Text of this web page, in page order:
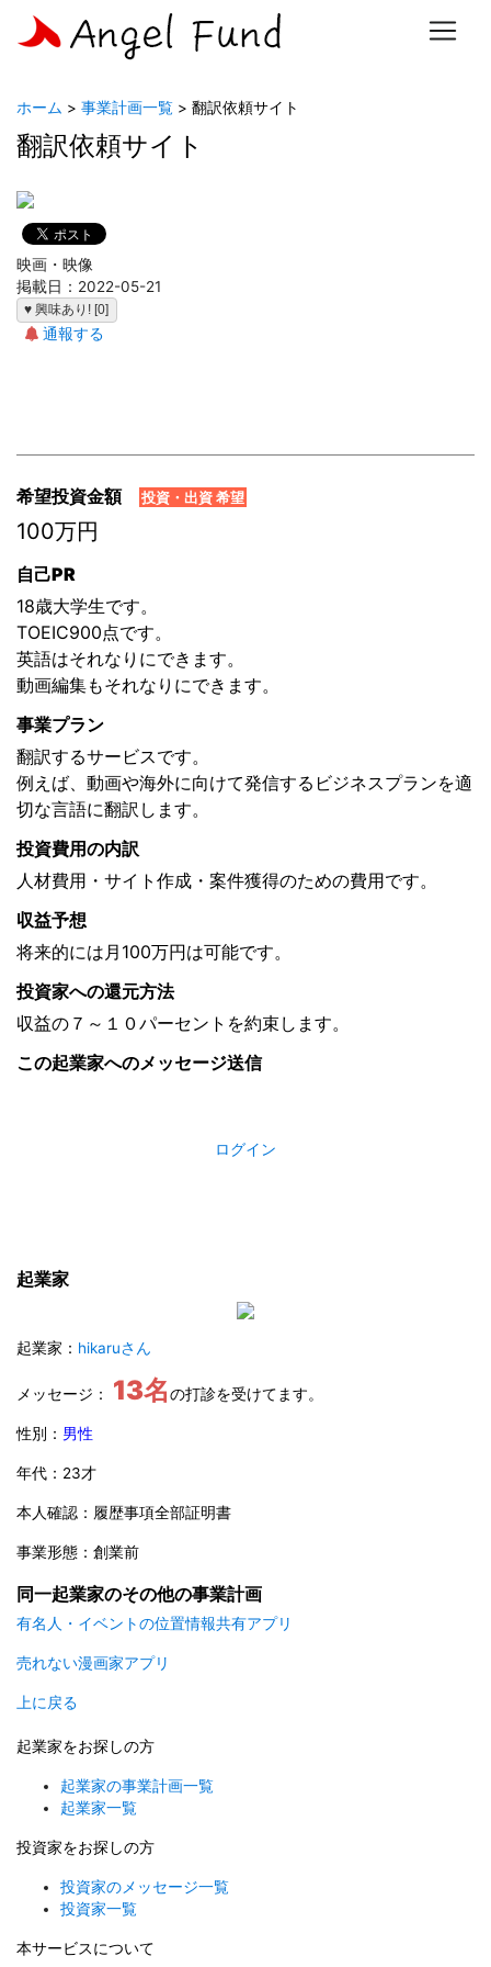
ホーム > 事業計画一覧 > 翻訳依頼サイト
翻訳依頼サイト
映画・映像
掲載日：2022-05-21
♥ 興味あり! [0]
通報する
希望投資金額 投資・出資 希望
100万円
自己PR
18歳大学生です。
TOEIC900点です。
英語はそれなりにできます。
動画編集もそれなりにできます。
事業プラン
翻訳するサービスです。
例えば、動画や海外に向けて発信するビジネスプランを適
切な言語に翻訳します。
投資費用の内訳
人材費用・サイト作成・案件獲得のための費用です。
収益予想
将来的には月100万円は可能です。
投資家への還元方法
収益の７～１０パーセントを約束します。
この起業家へのメッセージ送信
ログイン
起業家
起業家： hikaruさん
メッセージ： 13名の打診を受けてます。
性別： 男性
年代：23才
本人確認：履歴事項全部証明書
事業形態：創業前
同一起業家のその他の事業計画
有名人・イベントの位置情報共有アプリ
売れない漫画家アプリ
上に戻る
起業家をお探しの方
起業家の事業計画一覧
起業家一覧
投資家をお探しの方
投資家のメッセージ一覧
投資家一覧
本サービスについて